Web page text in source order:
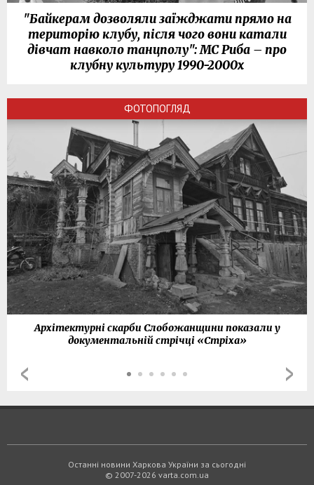
"Байкерам дозволяли заїжджати прямо на
територію клубу, після чого вони катали
дівчат навколо танцполу": МС Риба – про
клубну культуру 1990-2000х
ФОТОПОГЛЯД
Архітектурні скарби Слобожанщини показали у
документальній стрічці «Стріха»
Останні новини Харкова України за сьогодні
© 2007-2026 varta.com.ua